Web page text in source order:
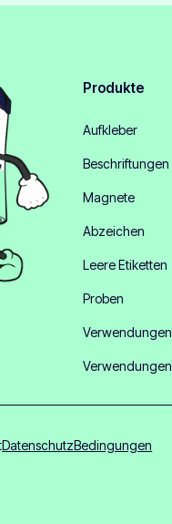
Produkte
Aufkleber
Beschriftungen
Magnete
Abzeichen
Leere Etiketten
Proben
Verwendungen
Verwendungen
DatenschutzBedingungen